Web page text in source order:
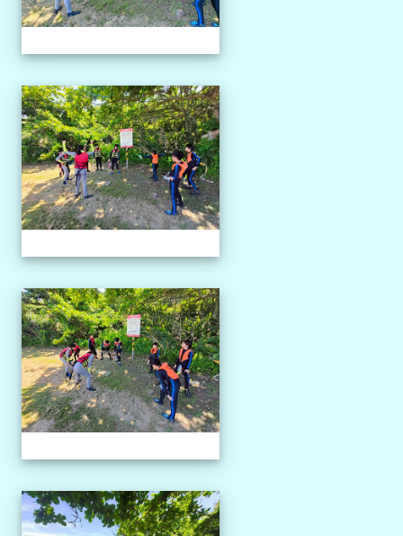
1150527獨木舟課程
1150527獨木舟課程
1150527獨木舟課程